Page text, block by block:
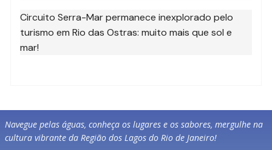
Circuito Serra-Mar permanece inexplorado pelo
turismo emRio das Ostras: muito mais que sol e
mar!
Navegue pelas águas, conheça os lugares e os sabores, mergulhe na
cultura vibrante da Região dos Lagos do Rio de Janeiro!